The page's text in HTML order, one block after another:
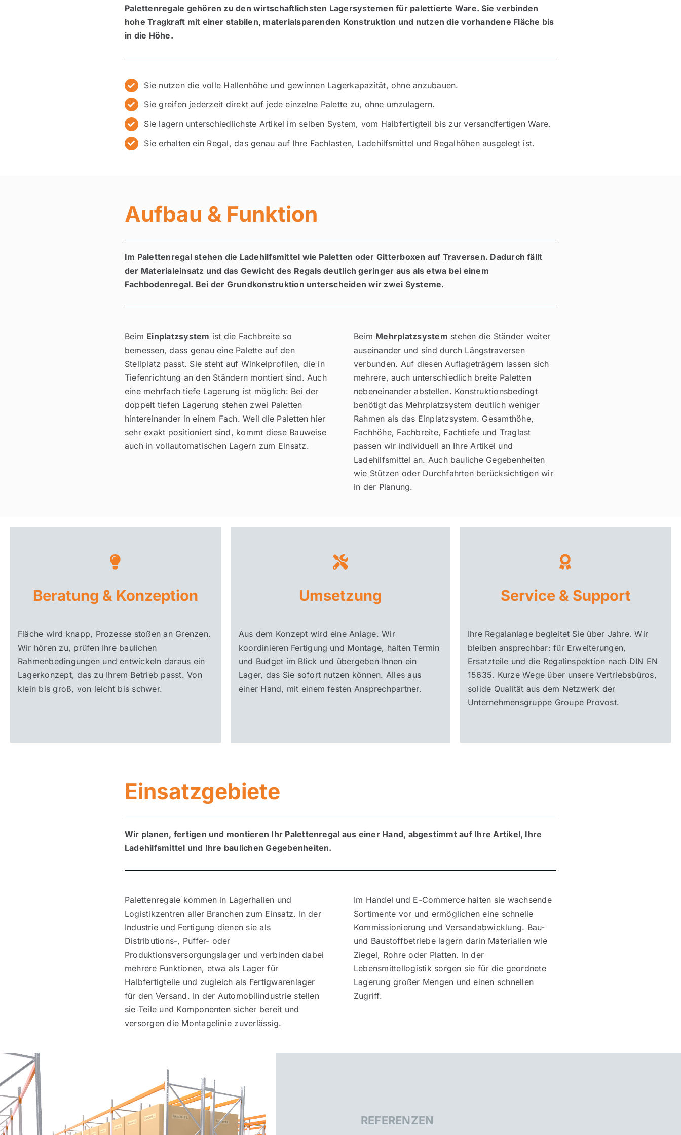
Palettenregale gehören zu den wirtschaftlichsten Lagersystemen für palettierte Ware. Sie verbinden
hohe Tragkraft mit einer stabilen, materialsparenden Konstruktion und nutzen die vorhandene Fläche bis
in die Höhe.
Sie nutzen die volle Hallenhöhe und gewinnen Lagerkapazität, ohne anzubauen.
Sie greifen jederzeit direkt auf jede einzelne Palette zu, ohne umzulagern.
Sie lagern unterschiedlichste Artikel im selben System, vom Halbfertigteil bis zur versandfertigen Ware.
Sie erhalten ein Regal, das genau auf Ihre Fachlasten, Ladehilfsmittel und Regalhöhen ausgelegt ist.
Aufbau & Funktion
Im Palettenregal stehen die Ladehilfsmittel wie Paletten oder Gitterboxen auf Traversen. Dadurch fällt
der Materialeinsatz und das Gewicht des Regals deutlich geringer aus als etwa bei einem
Fachbodenregal. Bei der Grundkonstruktion unterscheiden wir zwei Systeme.
Beim Einplatzsystem ist die Fachbreite so
bemessen, dass genau eine Palette auf den
Stellplatz passt. Sie steht auf Winkelprofilen, die in
Tiefenrichtung an den Ständern montiert sind. Auch
eine mehrfach tiefe Lagerung ist möglich: Bei der
doppelt tiefen Lagerung stehen zwei Paletten
hintereinander in einem Fach. Weil die Paletten hier
sehr exakt positioniert sind, kommt diese Bauweise
auch in vollautomatischen Lagern zum Einsatz.
Beim Mehrplatzsystem stehen die Ständer weiter
auseinander und sind durch Längstraversen
verbunden. Auf diesen Auflageträgern lassen sich
mehrere, auch unterschiedlich breite Paletten
nebeneinander abstellen. Konstruktionsbedingt
benötigt das Mehrplatzsystem deutlich weniger
Rahmen als das Einplatzsystem. Gesamthöhe,
Fachhöhe, Fachbreite, Fachtiefe und Traglast
passen wir individuell an Ihre Artikel und
Ladehilfsmittel an. Auch bauliche Gegebenheiten
wie Stützen oder Durchfahrten berücksichtigen wir
in der Planung.
Beratung & Konzeption
Fläche wird knapp, Prozesse stoßen an Grenzen.
Wir hören zu, prüfen Ihre baulichen
Rahmenbedingungen und entwickeln daraus ein
Lagerkonzept, das zu Ihrem Betrieb passt. Von
klein bis groß, von leicht bis schwer.
Umsetzung
Aus dem Konzept wird eine Anlage. Wir
koordinieren Fertigung und Montage, halten Termin
und Budget im Blick und übergeben Ihnen ein
Lager, das Sie sofort nutzen können. Alles aus
einer Hand, mit einem festen Ansprechpartner.
Service & Support
Ihre Regalanlage begleitet Sie über Jahre. Wir
bleiben ansprechbar: für Erweiterungen,
Ersatzteile und die Regalinspektion nach DIN EN
15635. Kurze Wege über unsere Vertriebsbüros,
solide Qualität aus dem Netzwerk der
Unternehmensgruppe Groupe Provost.
Einsatzgebiete
Wir planen, fertigen und montieren Ihr Palettenregal aus einer Hand, abgestimmt auf Ihre Artikel, Ihre
Ladehilfsmittel und Ihre baulichen Gegebenheiten.
Palettenregale kommen in Lagerhallen und
Logistikzentren aller Branchen zum Einsatz. In der
Industrie und Fertigung dienen sie als
Distributions-, Puffer- oder
Produktionsversorgungslager und verbinden dabei
mehrere Funktionen, etwa als Lager für
Halbfertigteile und zugleich als Fertigwarenlager
für den Versand. In der Automobilindustrie stellen
sie Teile und Komponenten sicher bereit und
versorgen die Montagelinie zuverlässig.
Im Handel und E-Commerce halten sie wachsende
Sortimente vor und ermöglichen eine schnelle
Kommissionierung und Versandabwicklung. Bau-
und Baustoffbetriebe lagern darin Materialien wie
Ziegel, Rohre oder Platten. In der
Lebensmittellogistik sorgen sie für die geordnete
Lagerung großer Mengen und einen schnellen
Zugriff.
REFERENZEN